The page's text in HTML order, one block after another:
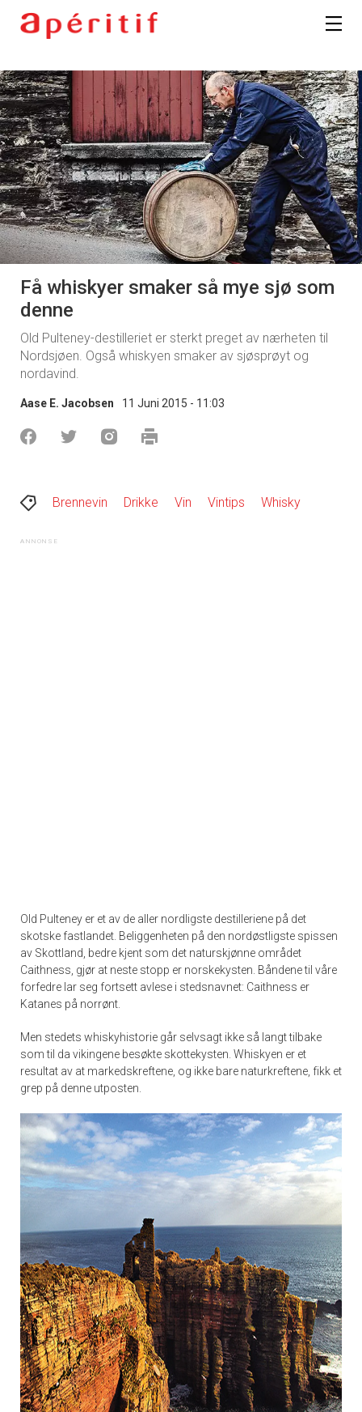
Få whiskyer smaker så mye sjø som
denne
Old Pulteney-destilleriet er sterkt preget av nærheten til
Nordsjøen. Også whiskyen smaker av sjøsprøyt og
nordavind.
Aase E. Jacobsen 11 Juni 2015 - 11:03
Brennevin Drikke Vin Vintips Whisky
Old Pulteney er et av de aller nordligste destilleriene på det
skotske fastlandet. Beliggenheten på den nordøstligste spissen
av Skottland, bedre kjent som det naturskjønne området
Caithness, gjør at neste stopp er norskekysten. Båndene til våre
forfedre lar seg fortsett avlese i stedsnavnet: Caithness er
Katanes på norrønt.
Men stedets whiskyhistorie går selvsagt ikke så langt tilbake
som til da vikingene besøkte skottekysten. Whiskyen er et
resultat av at markedskreftene, og ikke bare naturkreftene, fikk et
grep på denne utposten.